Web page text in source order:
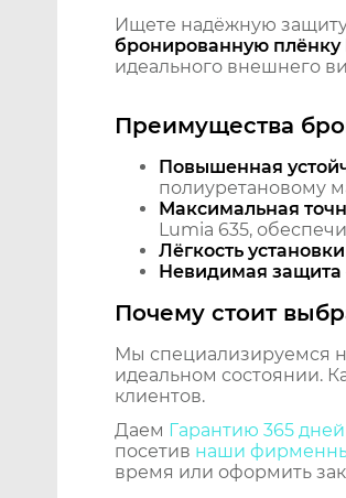
Ищете надёжную
бронированную плёнку
идеального внешнего
Преимущества
Повышенная
полиуретановому
Максимальная
Lumia 635,
Лёгкость установки
Невидимая защита
Почему стоит
Мы специализируемся
идеальном состоянии.
клиентов.
Даем Гарантию 365 дней
посетив наши
время или оформить